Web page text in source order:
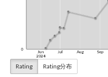
Rating Rating分布